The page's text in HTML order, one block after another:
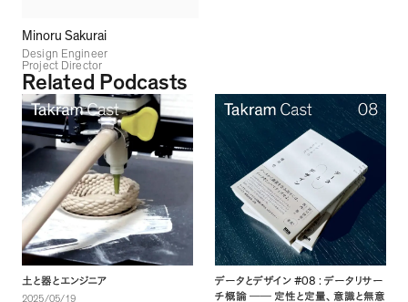
Minoru Sakurai
Design Engineer
Project Director
Related Podcasts
土と器とエンジニア
2025/05/19
データとデザイン #08 : データリサー
チ概論 ── 定性と定量、 意識と無意